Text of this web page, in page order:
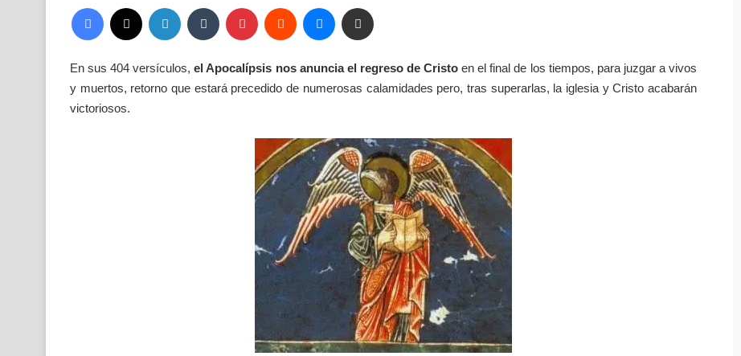
Facebook LinkedIn Tumblr Pinterest Reddit Messenger
En sus 404 versículos,el Apocalípsis nos anuncia el regreso de Cristo en el final de los tiempos, para juzgar a vivos
y muertos, retorno que estará precedido de numerosas calamidades pero, tras superarlas, la iglesia y Cristo acabarán
victoriosos.